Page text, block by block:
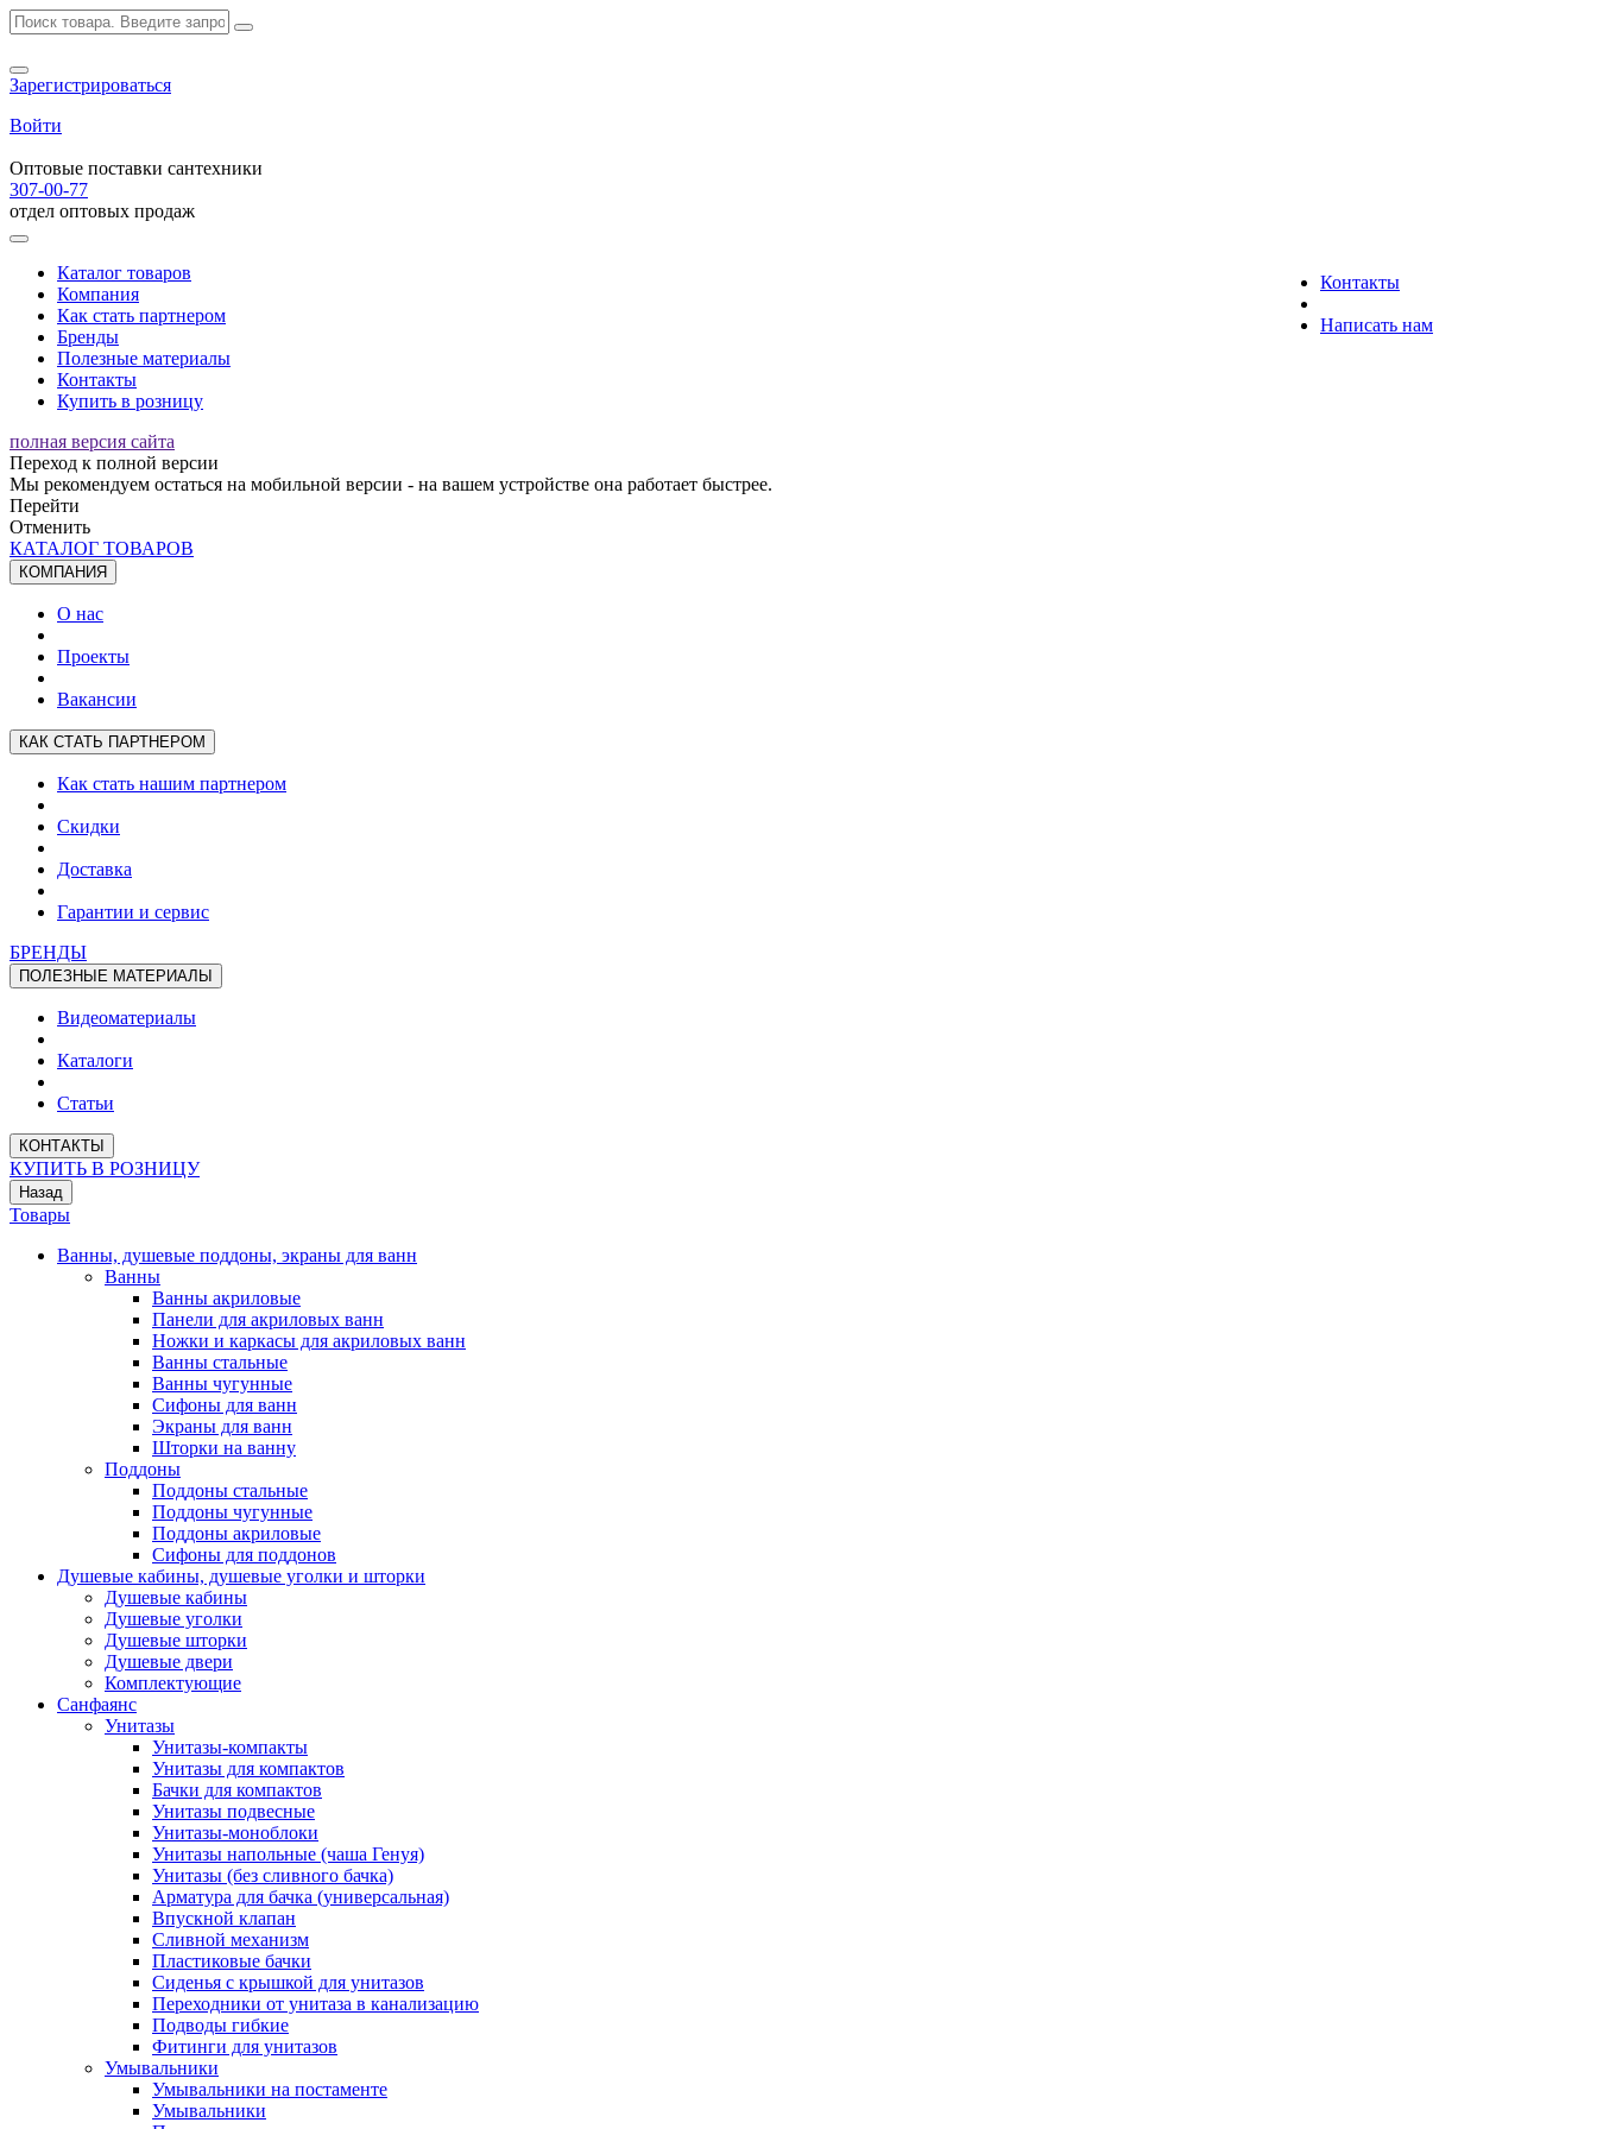
Зарегистрироваться
Войти
Оптовые поставки сантехники
307-00-77
отдел оптовых продаж
Каталог товаров
Компания
Как стать партнером
Бренды
Полезные материалы
Контакты
Купить в розницу
полная версия сайта
Переход к полной версии
Мы рекомендуем остаться на мобильной версии - на вашем устройстве она работает быстрее.
Перейти
Отменить
КАТАЛОГ ТОВАРОВ
КОМПАНИЯ
О нас
Проекты
Вакансии
КАК СТАТЬ ПАРТНЕРОМ
Как стать нашим партнером
Скидки
Доставка
Гарантии и сервис
БРЕНДЫ
ПОЛЕЗНЫЕ МАТЕРИАЛЫ
Видеоматериалы
Каталоги
Статьи
КОНТАКТЫ
Контакты
Написать нам
КУПИТЬ В РОЗНИЦУ
Назад
Товары
Ванны, душевые поддоны, экраны для ванн
Ванны
Ванны акриловые
Панели для акриловых ванн
Ножки и каркасы для акриловых ванн
Ванны стальные
Ванны чугунные
Сифоны для ванн
Экраны для ванн
Шторки на ванну
Поддоны
Поддоны стальные
Поддоны чугунные
Поддоны акриловые
Сифоны для поддонов
Душевые кабины, душевые уголки и шторки
Душевые кабины
Душевые уголки
Душевые шторки
Душевые двери
Комплектующие
Санфаянс
Унитазы
Унитазы-компакты
Унитазы для компактов
Бачки для компактов
Унитазы подвесные
Унитазы-моноблоки
Унитазы напольные (чаша Генуя)
Унитазы (без сливного бачка)
Арматура для бачка (универсальная)
Впускной клапан
Сливной механизм
Пластиковые бачки
Сиденья с крышкой для унитазов
Переходники от унитаза в канализацию
Подводы гибкие
Фитинги для унитазов
Умывальники
Умывальники на постаменте
Умывальники